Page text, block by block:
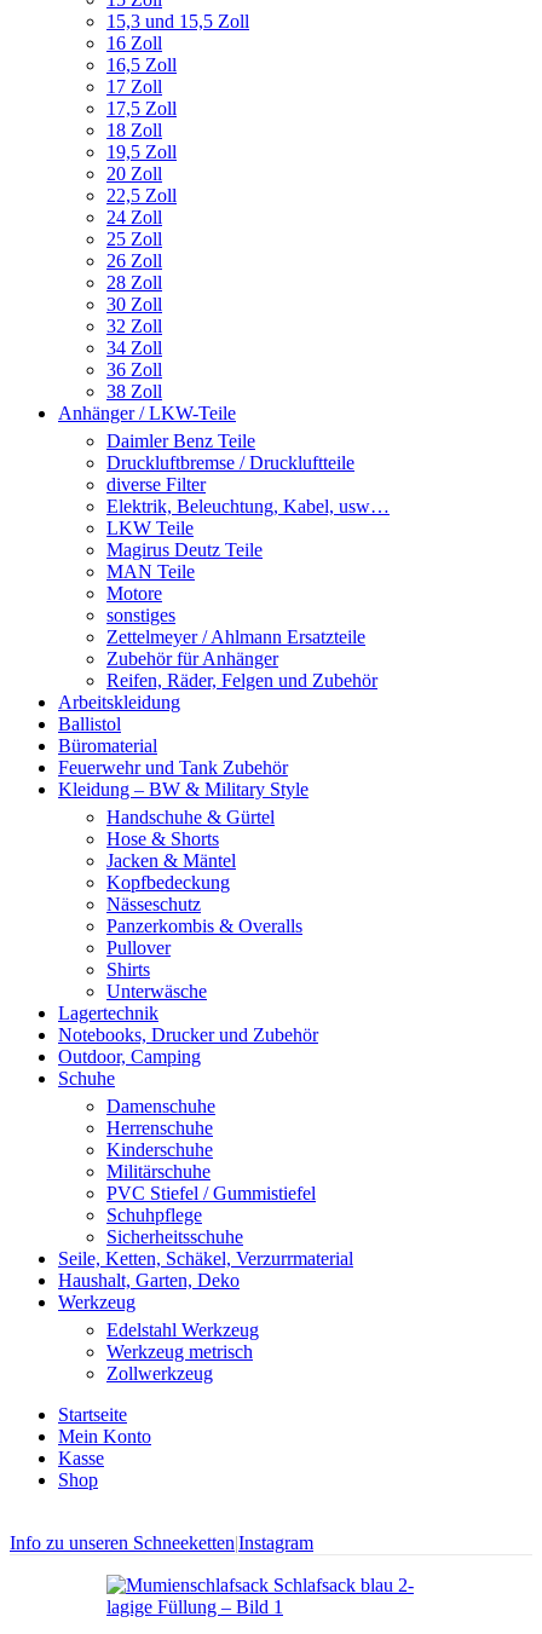
15,3 und 15,5 Zoll
16 Zoll
16,5 Zoll
17 Zoll
17,5 Zoll
18 Zoll
19,5 Zoll
20 Zoll
22,5 Zoll
24 Zoll
25 Zoll
26 Zoll
28 Zoll
30 Zoll
32 Zoll
34 Zoll
36 Zoll
38 Zoll
Anhänger / LKW-Teile
Daimler Benz Teile
Druckluftbremse / Druckluftteile
diverse Filter
Elektrik, Beleuchtung, Kabel, usw…
LKW Teile
Magirus Deutz Teile
MAN Teile
Motore
sonstiges
Zettelmeyer / Ahlmann Ersatzteile
Zubehör für Anhänger
Reifen, Räder, Felgen und Zubehör
Arbeitskleidung
Ballistol
Büromaterial
Feuerwehr und Tank Zubehör
Kleidung – BW & Military Style
Handschuhe & Gürtel
Hose & Shorts
Jacken & Mäntel
Kopfbedeckung
Nässeschutz
Panzerkombis & Overalls
Pullover
Shirts
Unterwäsche
Lagertechnik
Notebooks, Drucker und Zubehör
Outdoor, Camping
Schuhe
Damenschuhe
Herrenschuhe
Kinderschuhe
Militärschuhe
PVC Stiefel / Gummistiefel
Schuhpflege
Sicherheitsschuhe
Seile, Ketten, Schäkel, Verzurrmaterial
Haushalt, Garten, Deko
Werkzeug
Edelstahl Werkzeug
Werkzeug metrisch
Zollwerkzeug
Startseite
Mein Konto
Kasse
Shop
Info zu unseren Schneeketten|Instagram